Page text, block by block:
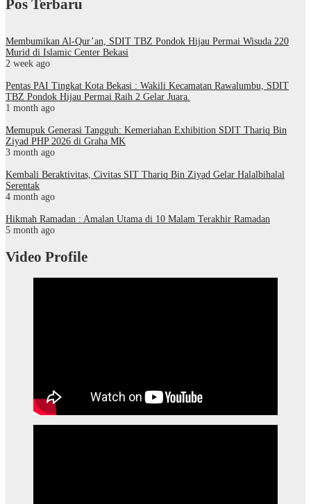
Pos Terbaru
Membumikan Al-Qur’an, SDIT TBZ Pondok Hijau Permai Wisuda 220
Murid di Islamic Center Bekasi
2 week ago
Pentas PAI Tingkat Kota Bekasi : Wakili Kecamatan Rawalumbu, SDIT
TBZ Pondok Hijau Permai Raih 2 Gelar Juara.
1 month ago
Memupuk Generasi Tangguh: Kemeriahan Exhibition SDIT Thariq Bin
Ziyad PHP 2026 di Graha MK
3 month ago
Kembali Beraktivitas, Civitas SIT Thariq Bin Ziyad Gelar Halalbihalal
Serentak
4 month ago
Hikmah Ramadan : Amalan Utama di 10 Malam Terakhir Ramadan
5 month ago
Video Profile